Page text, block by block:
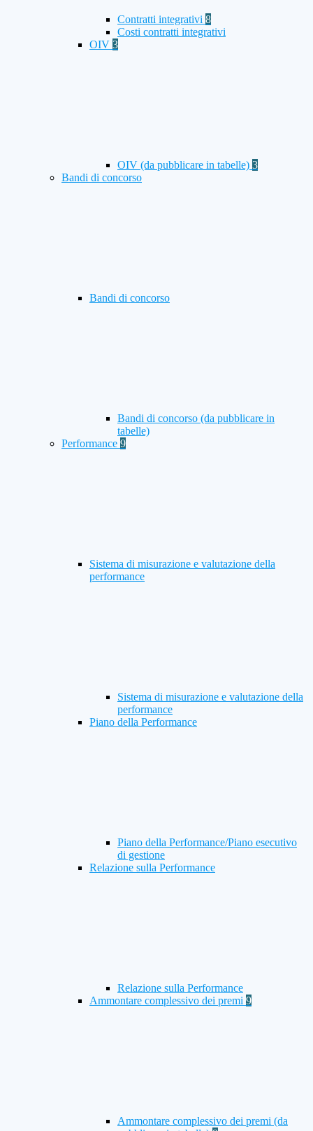
Contratti integrativi 8
Costi contratti integrativi
OIV 3
OIV (da pubblicare in tabelle) 3
Bandi di concorso
Bandi di concorso
Bandi di concorso (da pubblicare in
tabelle)
Performance 9
Sistema di misurazione e valutazione della
performance
Sistema di misurazione e valutazione della
performance
Piano della Performance
Piano della Performance/Piano esecutivo
di gestione
Relazione sulla Performance
Relazione sulla Performance
Ammontare complessivo dei premi 9
Ammontare complessivo dei premi (da